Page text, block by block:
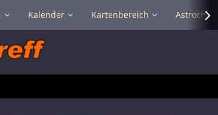
Kalender Kartenbereich Astrochat